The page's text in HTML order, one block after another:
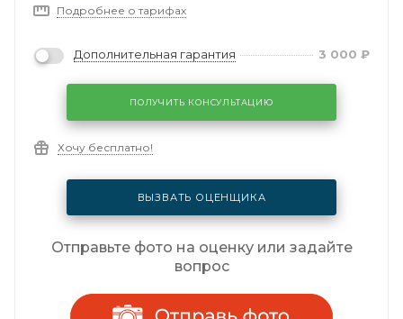
Подробнее о тарифах
Дополнительная гарантия 3 000 ₽
ПОЛУЧИТЬ КОНСУЛЬТАЦИЮ
Хочу бесплатно!
ВЫЗВАТЬ ОЦЕНЩИКА
Отправьте фото на оценку или задайте
вопрос